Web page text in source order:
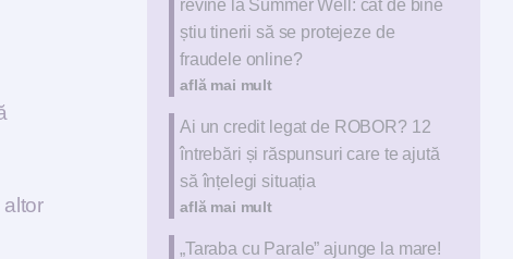
revine la Summer Well: cât de bine
știu tinerii să se protejeze de
fraudele online?
află mai mult
Ai un credit legat de ROBOR? 12
întrebări și răspunsuri care te ajută
să înțelegi situația
află mai mult
„Taraba cu Parale” ajunge la mare!